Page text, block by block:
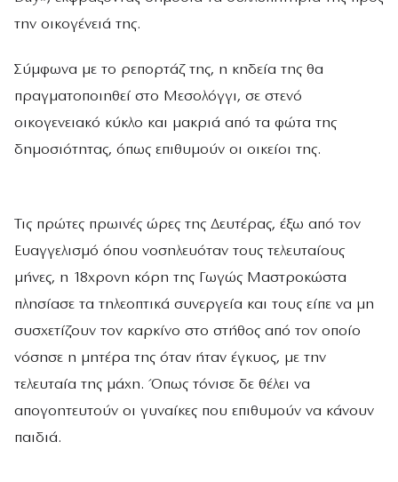
την οικογένειά της.
Σύμφωνα με το ρεπορτάζ της, η κηδεία της θα
πραγματοποιηθεί στο Μεσολόγγι, σε στενό
οικογενειακό κύκλο και μακριά από τα φώτα της
δημοσιότητας, όπως επιθυμούν οι οικείοι της.
Τις πρώτες πρωινές ώρες της Δευτέρας, έξω από τον
Ευαγγελισμό όπου νοσηλευόταν τους τελευταίους
μήνες, η 18χρονη κόρη της Γωγώς Μαστροκώστα
πλησίασε τα τηλεοπτικά συνεργεία και τους είπε να μη
συσχετίζουν τον καρκίνο στο στήθος από τον οποίο
νόσησε η μητέρα της όταν ήταν έγκυος, με την
τελευταία της μάχη. Όπως τόνισε δε θέλει να
απογοητευτούν οι γυναίκες που επιθυμούν να κάνουν
παιδιά.